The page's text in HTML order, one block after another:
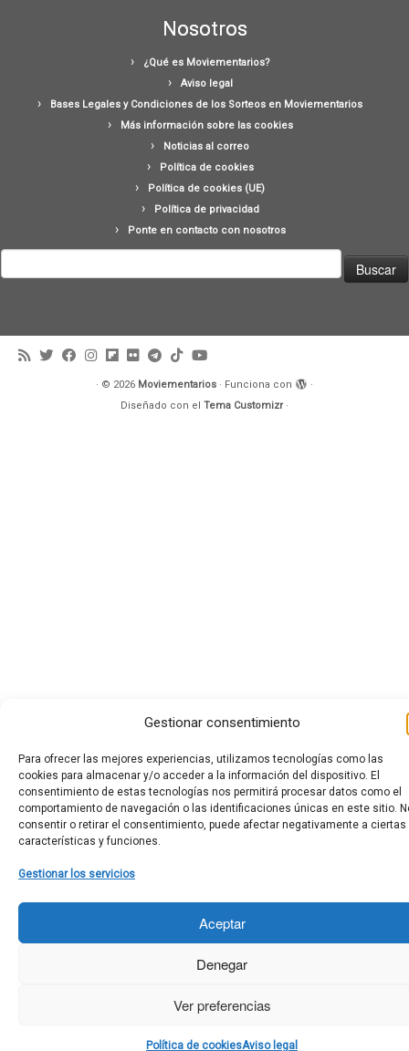
Gestionar consentimiento
Para ofrecer las mejores experiencias, utilizamos tecnologías como las
cookies para almacenar y/o acceder a la información del dispositivo. El
consentimiento de estas tecnologías nos permitirá procesar datos como el
comportamiento de navegación o las identificaciones únicas en este sitio.
consentir o retirar el consentimiento, puede afectar negativamente a ciertas
características y funciones.
Gestionar los servicios
Aceptar
Denegar
Ver preferencias
Política de cookiesAviso legal
Nosotros
¿Qué es Moviementarios?
Aviso legal
Bases Legales y Condiciones de los Sorteos en Moviementarios
Más información sobre las cookies
Noticias al correo
Política de cookies
Política de cookies (UE)
Política de privacidad
Ponte en contacto con nosotros
· © 2026 Moviementarios · Funciona con
·
Diseñado con el Tema Customizr·